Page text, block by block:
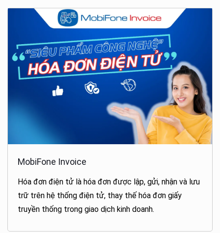
MobiFone Invoice
Hóa đơn điện tử là hóa đơn được lập, gửi, nhận và lưu
trữ trên hệ thống điện tử, thay thế hóa đơn giấy
truyền thống trong giao dịch kinh doanh.